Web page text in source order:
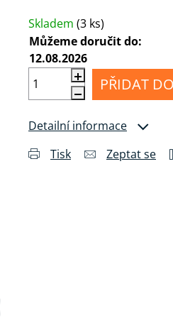
pro
sluchátka
Anténní
kabely
a
drobné
příslušenství
Skladem (3 ks)
Můžeme doručit do:
12.08.2026
PŘIDAT
Detailní informace
Tisk
Zeptat se